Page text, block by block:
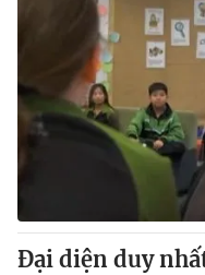
Giải sao mai
Chất lượng cuộc sống
Tuyển sinh
Học trực tuyến
Công nghệ
Hitech Công nghệ
Sản phẩm
Tư vấn
Giao lưu trực tuyến
Lịch phát sóng
Chuyên mục khác
Đại diện duy